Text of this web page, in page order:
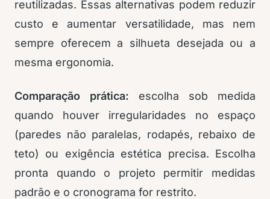
reutilizadas. Essas alternativas podem reduzir
custo e aumentar versatilidade, mas nem
sempre oferecem a silhueta desejada ou a
mesma ergonomia.
Comparação prática: escolha sob medida
quando houver irregularidades no espaço
(paredes não paralelas, rodapés, rebaixo de
teto) ou exigência estética precisa. Escolha
pronta quando o projeto permitir medidas
padrão e o cronograma for restrito.